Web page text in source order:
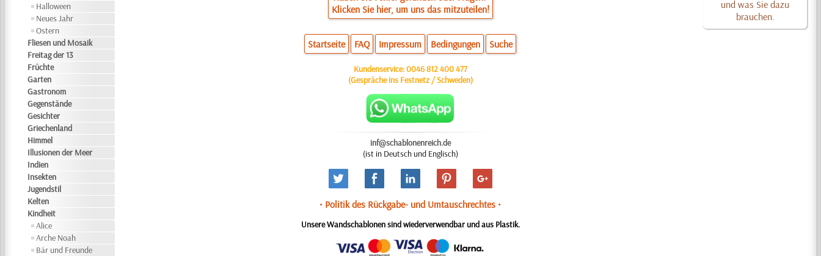
Halloween
Neues Jahr
Ostern
Fliesen und Mosaik
Freitag der 13
Früchte
Garten
Gastronom
Gegenstände
Gesichter
Griechenland
Himmel
Illusionen der Meer
Indien
Insekten
Jugendstil
Kelten
Kindheit
Alice
Arche Noah
Bär und Freunde
und was Sie dazu
brauchen.
Klicken Sie hier, um uns das mitzuteilen!
Startseite FAQ Impressum Bedingungen Suche
Kundenservice:0046 812 400 477
(Gespräche ins Festnetz / Schweden)
inf@schablonenreich.de
(ist in Deutsch und Englisch)
• Politik des Rückgabe- und Umtauschrechtes •
Unsere Wandschablonen sind wiederverwendbar und aus Plastik.